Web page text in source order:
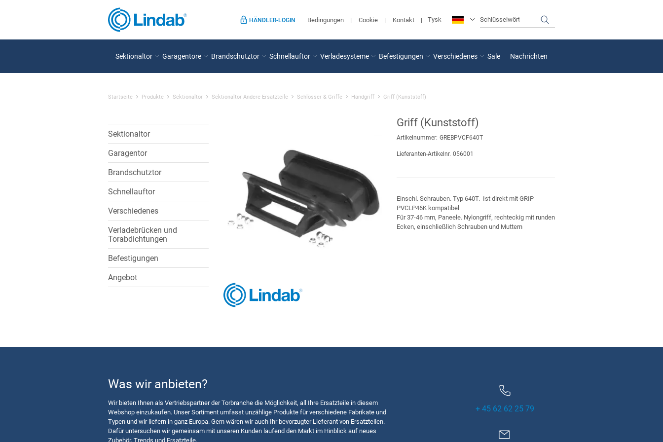
HÄNDLER-LOGIN Bedingungen Cookie Kontakt Tysk
Sektionaltor Garagentore Brandschutztor Schnellauftor Verladesysteme Befestigungen Verschiedenes Sale Nachrichten
Startseite Produkte Sektionaltor Sektionaltor Andere Ersatzteile Schlösser & Griffe Handgriff Griff (Kunststoff)
Sektionaltor
Garagentor
Brandschutztor
Schnellauftor
Verschiedenes
Verladebrücken und
Torabdichtungen
Befestigungen
Angebot
Griff (Kunststoff)
Artikelnummer: GREBPVCF640T
Lieferanten-Artikelnr. 056001
Einschl. Schrauben. Typ 640T. Ist direkt mit GRIP
PVCLP46K kompatibel
Für 37-46 mm, Paneele. Nylongriff, rechteckig mit runden
Ecken, einschließlich Schrauben und Muttern
Was wir anbieten?
Wir bieten Ihnen als Vertriebspartner der Torbranche die Möglichkeit, all Ihre Ersatzteile in diesem
Webshop einzukaufen. Unser Sortiment umfasst unzählige Produkte für verschiedene Fabrikate und
Typen und wir liefern in ganz Europa. Gern wären wir auch Ihr bevorzugter Lieferant von Ersatzteilen.
Dafür untersuchen wir gemeinsam mit unseren Kunden laufend den Markt im Hinblick auf neues
Zubehör, Trends und Ersatzteile.
+ 45 62 62 25 79